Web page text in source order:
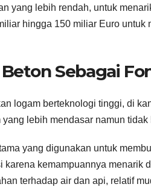
yang lebih rendah, untuk
hingga 150 miliar Euro
Sebagai
logam berteknologi tinggi, di
lebih mendasar namun
yang digunakan untuk
karena kemampuannya menarik
terhadap air dan api, relatif